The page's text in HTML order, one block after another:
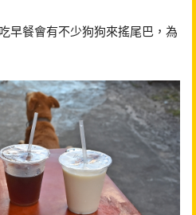
早餐會有不少狗狗來搖尾巴，為